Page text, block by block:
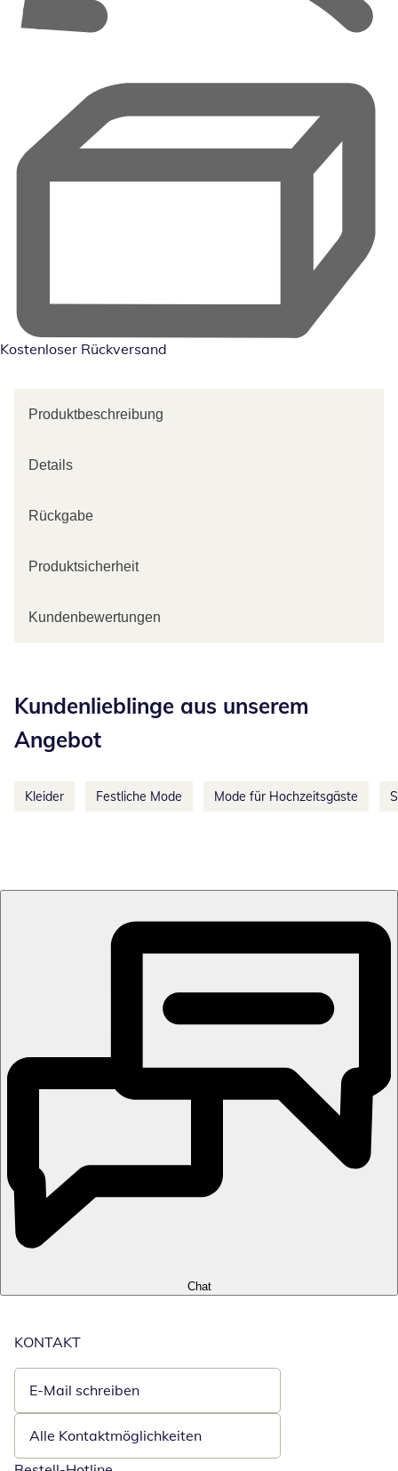
Kostenloser Rückversand
Produktbeschreibung
Details
Rückgabe
Produktsicherheit
Kundenbewertungen
Kundenlieblinge aus unserem
Angebot
Kleider Festliche Mode Mode für Hochzeitsgäste
Chat
KONTAKT
E-Mail schreiben
Öffnet E-Mail-Client
Alle Kontaktmöglichkeiten